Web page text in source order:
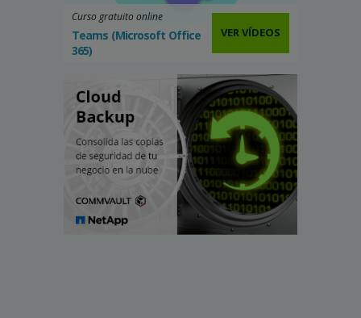
Curso gratuito online
Teams (Microsoft Office
365)
VER VÍDEOS